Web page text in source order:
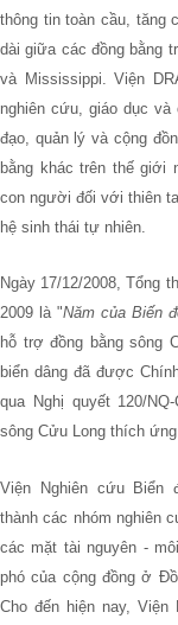
thông tin toàn cầu, tăng
dài giữa các đồng bằng
và Mississippi. Viện
nghiên cứu, giáo dục
đạo, quản lý và cộng
bằng khác trên thế giới
con người đối với thiên
hệ sinh thái tự nhiên.
Ngày 17/12/2008, Tổng
2009 là "Năm của Biến
hỗ trợ đồng bằng sông
biển dâng đã được
qua Nghị quyết 120/
sông Cửu Long thích
Viện Nghiên cứu
thành các nhóm nghiên
các mặt tài nguyên -
phó của cộng đồng ở
Cho đến hiện nay,